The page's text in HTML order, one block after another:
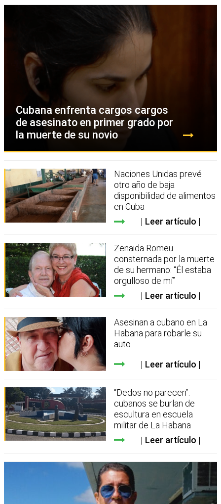
Cubana enfrenta cargos cargos
de asesinato en primer grado por
la muerte de su novio
Naciones Unidas prevé
otro año de baja
disponibilidad de alimentos
en Cuba
Leer artículo
Zenaida Romeu
consternada por la muerte
de su hermano: “Él estaba
orgulloso de mí”
Leer artículo
Asesinan a cubano en La
Habana para robarle su
auto
Leer artículo
“Dedos no parecen”:
cubanos se burlan de
escultura en escuela
militar de La Habana
Leer artículo